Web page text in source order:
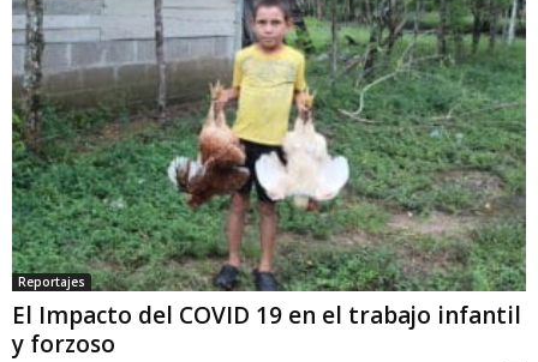
Reportajes
El Impacto del COVID 19 en el trabajo infantil
y forzoso